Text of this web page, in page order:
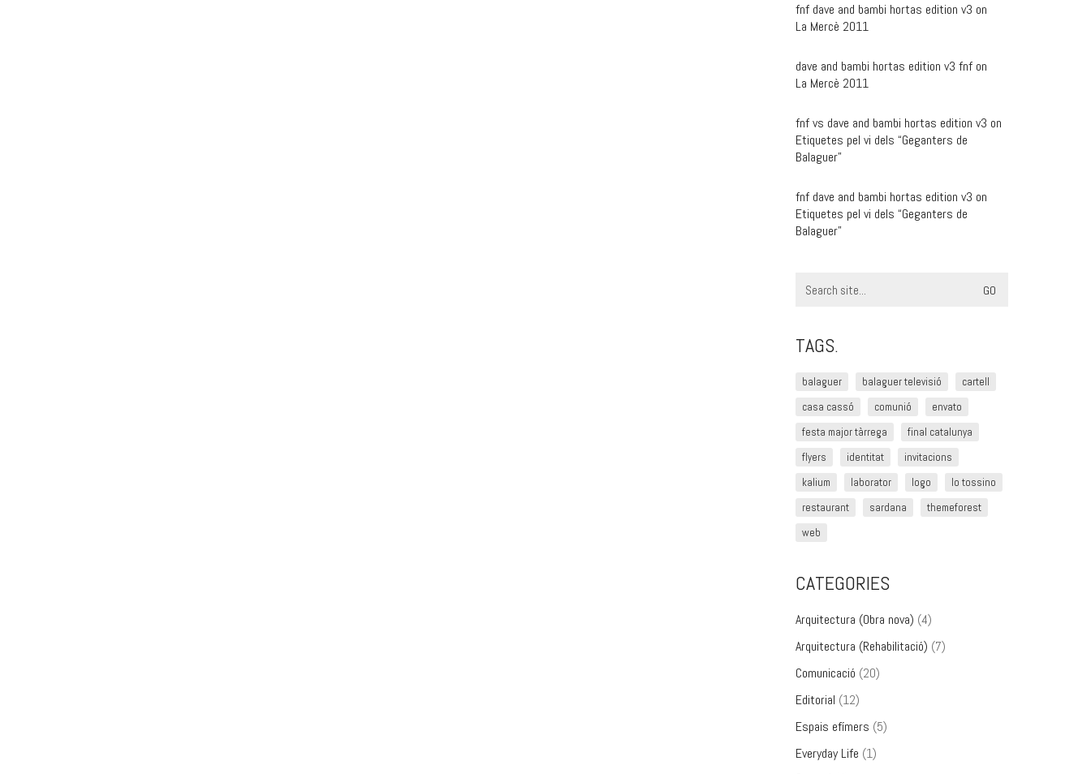
fnf dave and bambi hortas edition v3 on
La Mercè 2011
dave and bambi hortas edition v3 fnfon
La Mercè 2011
fnf vs dave and bambi hortas edition v3 on
Etiquetes pel vi dels “Geganters de
Balaguer”
fnf dave and bambi hortas edition v3 on
Etiquetes pel vi dels “Geganters de
Balaguer”
for:
TAGS.
balaguer balaguer televisió
cartell
casa cassó
comunió
envato
festa major tàrrega
final catalunya
flyers
identitat
invitacions
kalium
laborator logo
lo tossino
restaurant
sardana
themeforest
web
CATEGORIES
Arquitectura (Obra nova) (4)
Arquitectura (Rehabilitació) (7)
Comunicació (20)
Editorial (12)
Espais efímers (5)
Everyday Life (1)